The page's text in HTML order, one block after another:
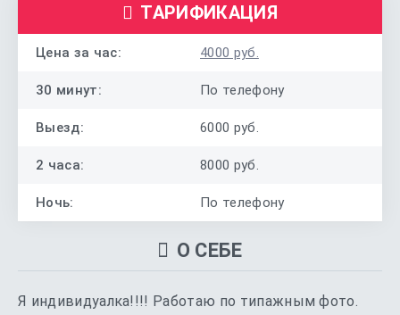
ТАРИФИКАЦИЯ
Цена за час: 4000 руб.
30 минут: По телефону
Выезд: 6000 руб.
2 часа: 8000 руб.
Ночь: По телефону
О СЕБЕ
Я индивидуалка!!!! Работаю по типажным фото.